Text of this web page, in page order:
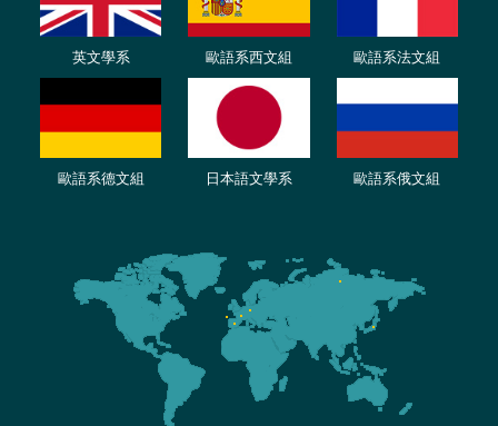
英文學系 歐語系西文組 歐語系法文組
歐語系德文組 日本語文學系 歐語系俄文組